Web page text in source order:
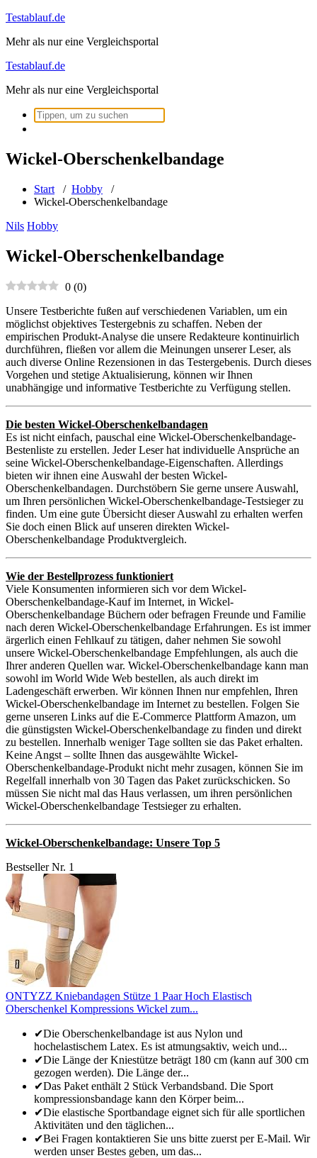
Zum
springen
Testablauf.de
Mehr als nur eine Vergleichsportal
Testablauf.de
Mehr als nur eine Vergleichsportal
Suchen
nach:
Wickel-Oberschenkelbandage
Start / Hobby /
Wickel-Oberschenkelbandage
Nils Hobby
Wickel-Oberschenkelbandage
0 (0)
Unsere Testberichte fußen auf verschiedenen Variablen, um ein
möglichst objektives Testergebnis zu schaffen. Neben der
empirischen Produkt-Analyse die unsere Redakteure kontinuirlich
durchführen, fließen vor allem die Meinungen unserer Leser, als
auch diverse Online Rezensionen in das Testergebenis. Durch dieses
Vorgehen und stetige Aktualisierung, können wir Ihnen
unabhängige und informative Testberichte zu Verfügung stellen.
Die besten Wickel-Oberschenkelbandagen
Es ist nicht einfach, pauschal eine Wickel-Oberschenkelbandage-
Bestenliste zu erstellen. Jeder Leser hat individuelle Ansprüche an
seine Wickel-Oberschenkelbandage-Eigenschaften. Allerdings
bieten wir ihnen eine Auswahl der besten Wickel-
Oberschenkelbandagen. Durchstöbern Sie gerne unsere Auswahl,
um Ihren persönlichen Wickel-Oberschenkelbandage-Testsieger zu
finden. Um eine gute Übersicht dieser Auswahl zu erhalten werfen
Sie doch einen Blick auf unseren direkten Wickel-
Oberschenkelbandage Produktvergleich.
Wie der Bestellprozess funktioniert
Viele Konsumenten informieren sich vor dem Wickel-
Oberschenkelbandage-Kauf im Internet, in Wickel-
Oberschenkelbandage Büchern oder befragen Freunde und Familie
nach deren Wickel-Oberschenkelbandage Erfahrungen. Es ist immer
ärgerlich einen Fehlkauf zu tätigen, daher nehmen Sie sowohl
unsere Wickel-Oberschenkelbandage Empfehlungen, als auch die
Ihrer anderen Quellen war. Wickel-Oberschenkelbandage kann man
sowohl im World Wide Web bestellen, als auch direkt im
Ladengeschäft erwerben. Wir können Ihnen nur empfehlen, Ihren
Wickel-Oberschenkelbandage im Internet zu bestellen. Folgen Sie
gerne unseren Links auf die E-Commerce Plattform Amazon, um
die günstigsten Wickel-Oberschenkelbandage zu finden und direkt
zu bestellen. Innerhalb weniger Tage sollten sie das Paket erhalten.
Keine Angst – sollte Ihnen das ausgewählte Wickel-
Oberschenkelbandage-Produkt nicht mehr zusagen, können Sie im
Regelfall innerhalb von 30 Tagen das Paket zurückschicken. So
müssen Sie nicht mal das Haus verlassen, um ihren persönlichen
Wickel-Oberschenkelbandage Testsieger zu erhalten.
Wickel-Oberschenkelbandage: Unsere Top 5
Bestseller Nr. 1
ONTYZZ Kniebandagen Stütze 1 Paar Hoch Elastisch
Oberschenkel Kompressions Wickel zum...
✔Die Oberschenkelbandage ist aus Nylon und
hochelastischem Latex. Es ist atmungsaktiv, weich und...
✔Die Länge der Kniestütze beträgt 180 cm (kann auf 300 cm
gezogen werden). Die Länge der...
✔Das Paket enthält 2 Stück Verbandsband. Die Sport
kompressionsbandage kann den Körper beim...
✔Die elastische Sportbandage eignet sich für alle sportlichen
Aktivitäten und den täglichen...
✔Bei Fragen kontaktieren Sie uns bitte zuerst per E-Mail. Wir
werden unser Bestes geben, um das...